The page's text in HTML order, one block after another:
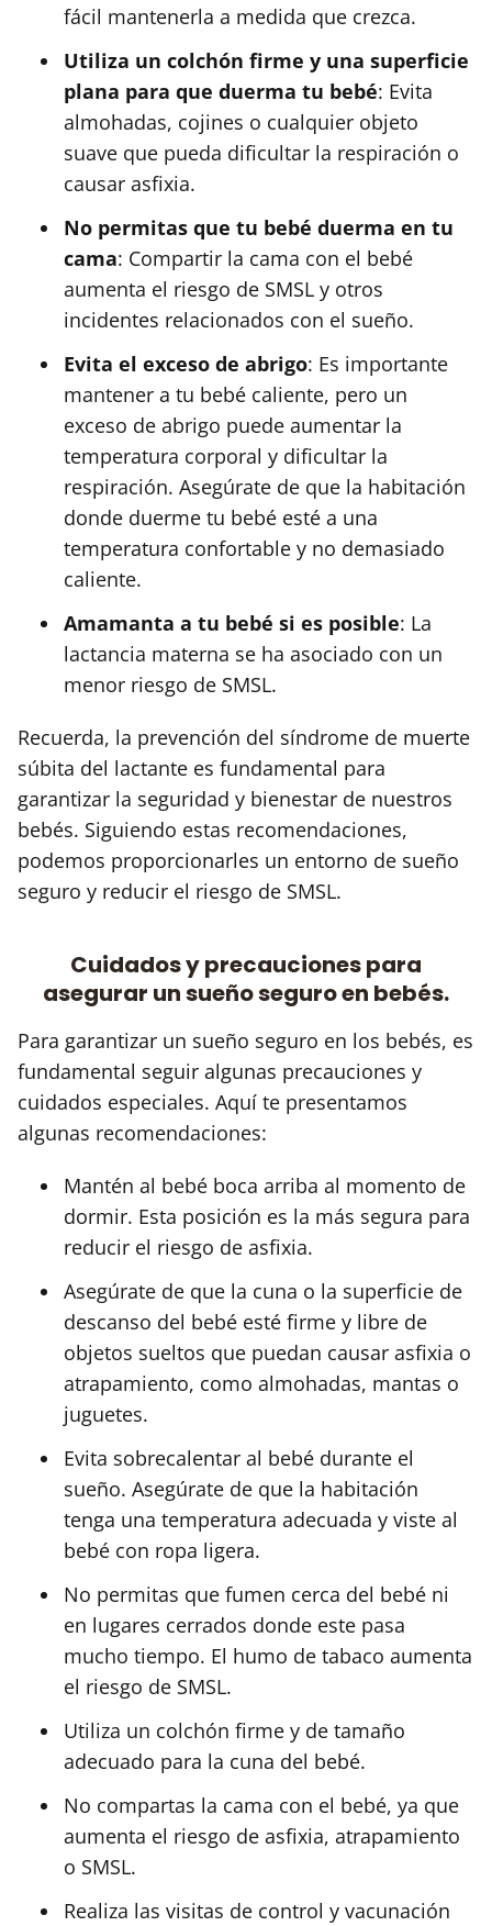
fácil mantenerla a medida que crezca.
Utiliza un colchón firme y una superficie
plana para que duerma tu bebé: Evita
almohadas, cojines o cualquier objeto
suave que pueda dificultar la respiración o
causar asfixia.
No permitas que tu bebé duerma en tu
cama: Compartir la cama con el bebé
aumenta el riesgo de SMSL y otros
incidentes relacionados con el sueño.
Evita el exceso de abrigo: Es importante
mantener a tu bebé caliente, pero un
exceso de abrigo puede aumentar la
temperatura corporal y dificultar la
respiración. Asegúrate de que la habitación
donde duerme tu bebé esté a una
temperatura confortable y no demasiado
caliente.
Amamanta a tu bebé si es posible: La
lactancia materna se ha asociado con un
menor riesgo de SMSL.
Recuerda, la prevención del síndrome de muerte
súbita del lactante es fundamental para
garantizar la seguridad y bienestar de nuestros
bebés. Siguiendo estas recomendaciones,
podemos proporcionarles un entorno de sueño
seguro y reducir el riesgo de SMSL.
Cuidados y precauciones para
asegurar un sueño seguro en bebés.
Para garantizar un sueño seguro en los bebés, es
fundamental seguir algunas precauciones y
cuidados especiales. Aquí te presentamos
algunas recomendaciones:
Mantén al bebé boca arriba al momento de
dormir. Esta posición es la más segura para
reducir el riesgo de asfixia.
Asegúrate de que la cuna o la superficie de
descanso del bebé esté firme y libre de
objetos sueltos que puedan causar asfixia o
atrapamiento, como almohadas, mantas o
juguetes.
Evita sobrecalentar al bebé durante el
sueño. Asegúrate de que la habitación
tenga una temperatura adecuada y viste al
bebé con ropa ligera.
No permitas que fumen cerca del bebé ni
en lugares cerrados donde este pasa
mucho tiempo. El humo de tabaco aumenta
el riesgo de SMSL.
Utiliza un colchón firme y de tamaño
adecuado para la cuna del bebé.
No compartas la cama con el bebé, ya que
aumenta el riesgo de asfixia, atrapamiento
o SMSL.
Realiza las visitas de control y vacunación